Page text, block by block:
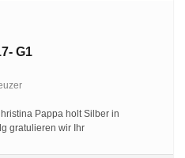
G1
Pappa holt Silber in
gratulieren wir Ihr